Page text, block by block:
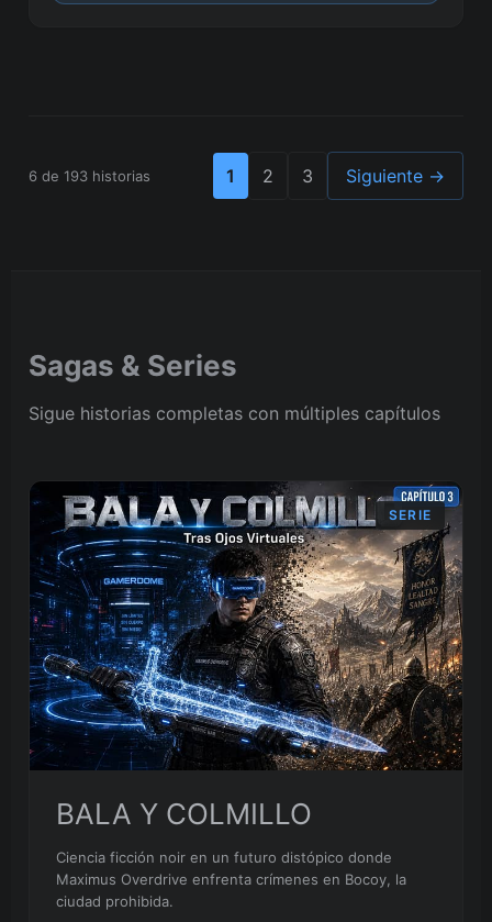
6 de 193 historias 1 2 3 Siguiente →
Sagas & Series
Sigue historias completas con múltiples capítulos
SERIE
BALA Y COLMILLO
Ciencia ficción noir en un futuro distópico donde
Maximus Overdrive enfrenta crímenes en Bocoy, la
ciudad prohibida.